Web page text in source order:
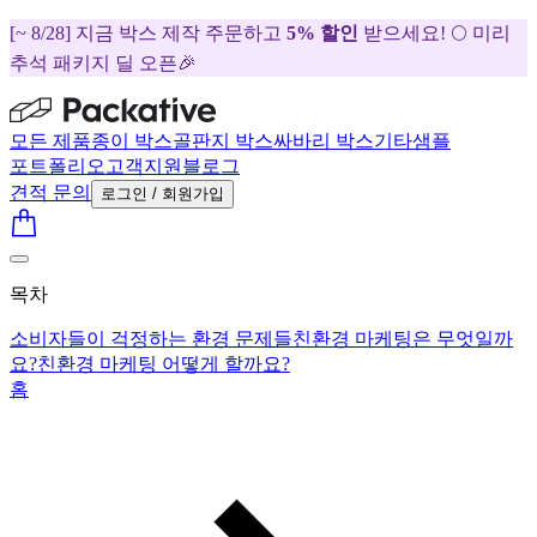
[~ 8/28] 지금 박스 제작 주문하고 5% 할인 받으세요! 🌕 미리
추석 패키지 딜 오픈🎉
모든 제품종이 박스골판지 박스싸바리 박스기타샘플
포트폴리오 고객지원 블로그
견적 문의
로그인 / 회원가입
목차
소비자들이 걱정하는 환경 문제들친환경 마케팅은 무엇일까
요?친환경 마케팅 어떻게 할까요?
홈